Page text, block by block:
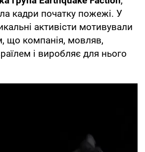
кадри початку пожежі. У
активісти мотивували
що компанія, мовляв,
і виробляє для нього